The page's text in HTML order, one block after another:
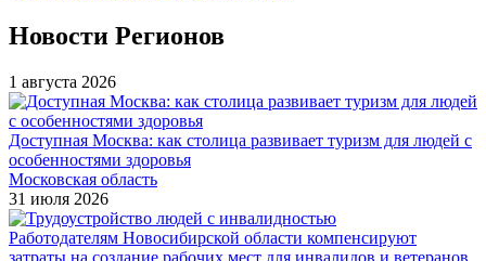
Новости Регионов
1 августа 2026
Доступная Москва: как столица развивает туризм для людей с
особенностями здоровья
Московская область
31 июля 2026
Работодателям Новосибирской области компенсируют
затраты на создание рабочих мест для инвалидов и ветеранов